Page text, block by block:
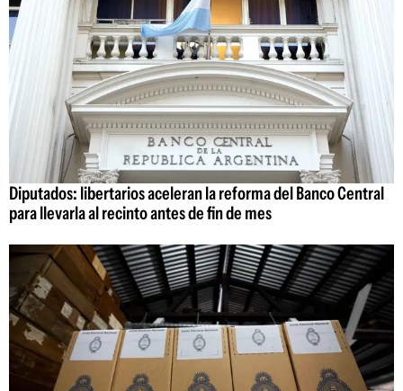
Diputados: libertarios aceleran la reforma del Banco Central
para llevarla al recinto antes de fin de mes